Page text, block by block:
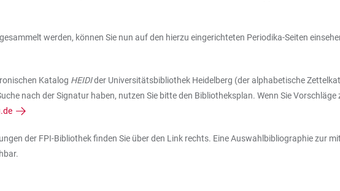
werden, können Sie nun auf den hierzu eingerichteten Periodika-Seiten
Katalog HEIDIder Universitätsbibliothek Heidelberg (der alphabetische
nach der Signatur haben, nutzen Sie bitte den Bibliotheksplan. Wenn Sie
der FPI-Bibliothek finden Sie über den Link rechts. Eine Auswahlbibliographie